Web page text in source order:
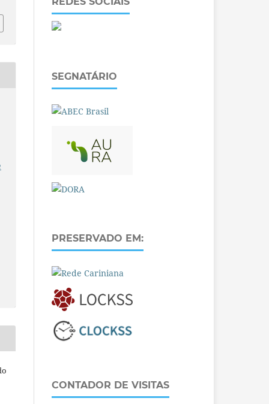
SEGNATÁRIO
PRESERVADO EM:
CONTADOR DE VISITAS